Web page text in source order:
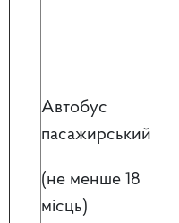
Автобус
пасажирський
(не менше 18
місць)